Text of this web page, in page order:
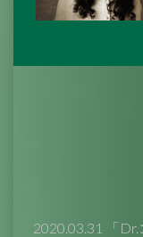
2020.03.31
「